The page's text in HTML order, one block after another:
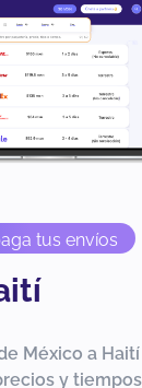
tus envíos
México a
y